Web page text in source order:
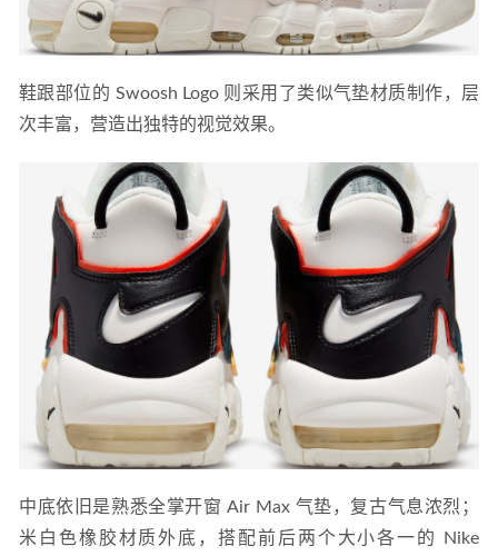
鞋跟部位的 Swoosh Logo 则采用了类似气垫材质制作，层
次丰富，营造出独特的视觉效果。
中底依旧是熟悉全掌开窗 Air Max 气垫，复古气息浓烈；
米白色橡胶材质外底，搭配前后两个大小各一的 Nike